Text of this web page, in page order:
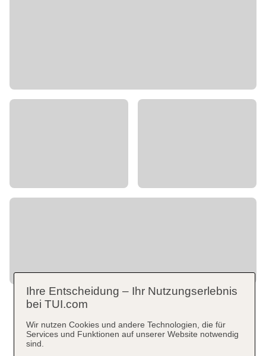
Ihre Entscheidung – Ihr Nutzungserlebnis
bei TUI.com
Wir nutzen Cookies und andere Technologien, die für
Services und Funktionen auf unserer Website notwendig
sind.